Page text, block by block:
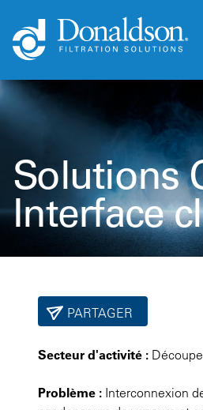
Solutions
Interface
PARTAGER
Secteur d'activité :
Problème : Interconnexion